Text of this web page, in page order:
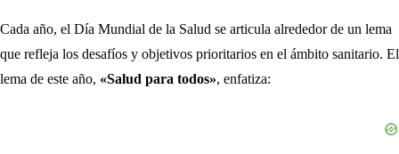
Cada año, el Día Mundial de la Salud se articula alrededor de un lema
que refleja los desafíos y objetivos prioritarios en el ámbito sanitario. El
lema de este año, «Salud para todos», enfatiza: